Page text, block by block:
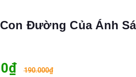
Đường Của Ánh
190.000₫